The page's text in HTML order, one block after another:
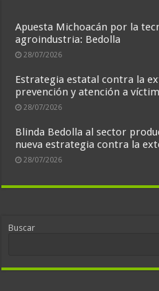
Apuesta Michoacán por la
agroindustria: Bedolla
28/07/2026
Estrategia estatal contra la
prevención y atención a
28/07/2026
Blinda Bedolla al sector
nueva estrategia contra la
28/07/2026
Buscar